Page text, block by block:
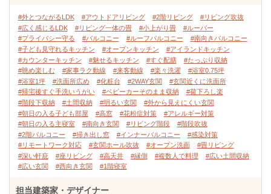
#外とつながるLDK #アウトドアリビング #2階リビング
#リビング吹抜
#広く感じるLDK
#リビング一体の畳 #小上がり畳
#ルーバー
#プライバシー守る
#バルコニー #ルーフバルコニー
#南向きバルコニー
#子ども見守れるキッチン
#オープンキッチン
#アイランドキッチン
#カウンターキッチン
#魅せるキッチン #すぐ配膳
#たっぷり収納
#眺め楽しむ
#家事ラク動線 #来客動線 #楽々洗濯
#浴室0.75坪
#浴室1坪
#洗面所広め #化粧台 #2WAY玄関
#玄関近くに洗面所
#帰宅後すぐ手洗いうがい
#ベビーカーそのまま収納
#荷下ろし楽
#階段下収納
#土間収納 #明るい玄関
#外から見えにくい玄関
#朝日の入る子ども部屋
#高窓 #花粉症対策
#アレルギー対策
#朝日の入る主寝室
#南向き玄関 #リビング階段
#階段吹抜
#2階バルコニー
#掃き出し窓 #インナーバルコニー
#感染対策
#リモートワーク対応
#玄関ホール吹抜 #オープン洗面
#畳リビング
#深い軒庇
#座リビング #高天井 #縁側 #複数人で料理
#広い土間収納
#広い玄関
#西向き玄関 #1階寝室
担当建築家・デザイナー